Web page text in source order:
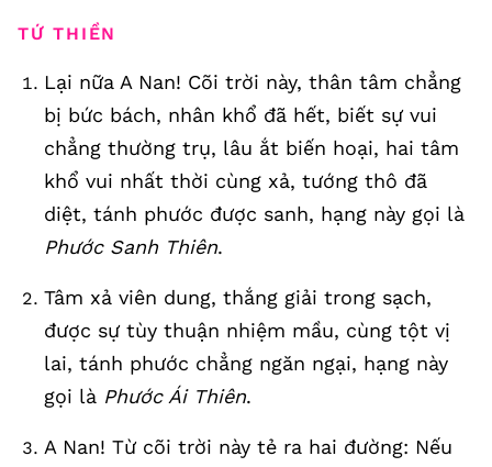
TỨ THIỀN
Lại nữa A Nan! Cõi trời này, thân tâm chẳng
bị bức bách, nhân khổ đã hết, biết sự vui
chẳng thường trụ, lâu ắt biến hoại, hai tâm
khổ vui nhất thời cùng xả, tướng thô đã
diệt, tánh phước được sanh, hạng này gọi là
Phước Sanh Thiên.
Tâm xả viên dung, thắng giải trong sạch,
được sự tùy thuận nhiệm mầu, cùng tột vị
lai, tánh phước chẳng ngăn ngại, hạng này
gọi là Phước Ái Thiên.
A Nan! Từ cõi trời này tẻ ra hai đường: Nếu